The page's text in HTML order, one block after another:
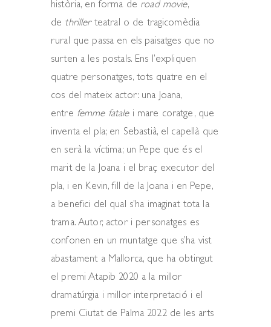
història, en forma de road movie,
de thrillerteatral o de tragicomèdia
rural que passa en els paisatges que no
surten a les postals. Ens l’expliquen
quatre personatges, tots quatre en el
cos del mateix actor: una Joana,
entre femme fatalei mare coratge, que
inventa el pla; en Sebastià, el capellà que
en serà la víctima; un Pepe que és el
marit de la Joana i el braç executor del
pla, i en Kevin, fill de la Joana i en Pepe,
a benefici del qual s’ha imaginat tota la
trama. Autor, actor i personatges es
confonen en un muntatge que s’ha vist
abastament a Mallorca, que ha obtingut
el premi Atapib 2020 a la millor
dramatúrgia i millor interpretació i el
premi Ciutat de Palma 2022 de les arts